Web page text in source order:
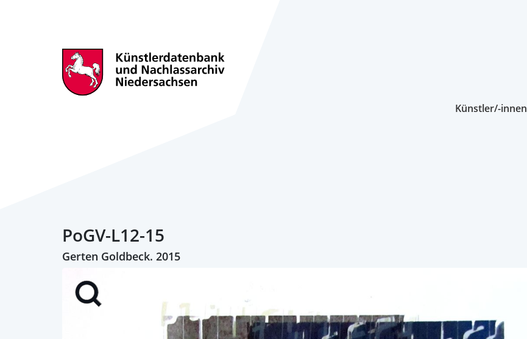
Künstler/-innen
PoGV-L12-15
Gerten Goldbeck. 2015